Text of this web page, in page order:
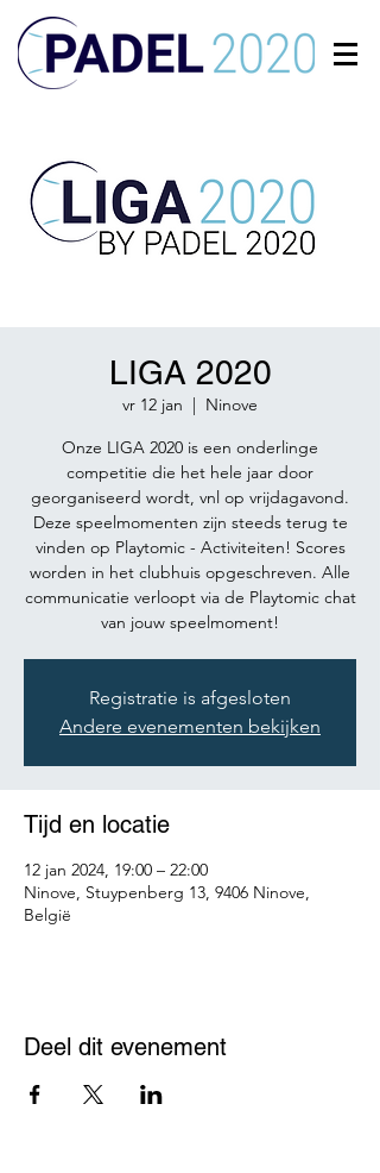
LIGA 2020
vr 12 jan
  |
Ninove
Onze LIGA 2020 is een onderlinge
competitie die het hele jaar door
georganiseerd wordt, vnl op vrijdagavond.
Deze speelmomenten zijn steeds terug te
vinden op Playtomic - Activiteiten! Scores
worden in het clubhuis opgeschreven. Alle
communicatie verloopt via de Playtomic chat
van jouw speelmoment!
Registratie is afgesloten
Andere evenementen bekijken
Tijd en locatie
12 jan 2024, 19:00 – 22:00
Ninove, Stuypenberg 13, 9406 Ninove,
België
Deel dit evenement